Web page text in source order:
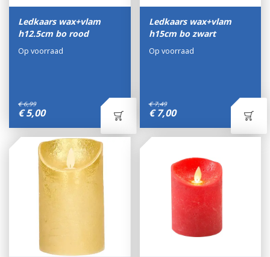
Ledkaars wax+vlam
h12.5cm bo rood
€ 6,99
€ 5,00
Op voorraad
Ledkaars wax+vlam
h15cm bo zwart
€ 7,49
€ 7,00
Op voorraad